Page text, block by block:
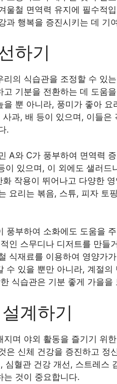
울철 면역력 유지에 필수적
과 행복을 증진시키는 데 기
하기
리의 식습관을 조정할 수 있
고 기분을 전환하는 데 도움
을 뿐 아니라, 풍미가 좋아
과, 배 등이 있으며, 이들
.
A와 C가 풍부하여 면역력
이 있으며, 이 외에도 샐러
작용이 뛰어나고 다양한
요리는 볶음, 스튜, 피자 토
풍부하여 소화에도 도움을
인 스무디나 디저트를 만들
식재료를 이용하여 영양가
수 있을 뿐만 아니라, 계절
식습관은 기분 좋게 가을
계하기
지며 야외 활동을 즐기기 위
은 신체 건강을 증진하고 정
심혈관 건강 개선, 스트레스
는 것이 중요합니다.